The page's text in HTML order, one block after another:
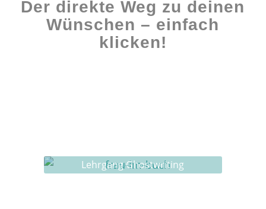
Der direkte Weg zu deinen
Wünschen – einfach
klicken!
Lehrgang Ghostwriting